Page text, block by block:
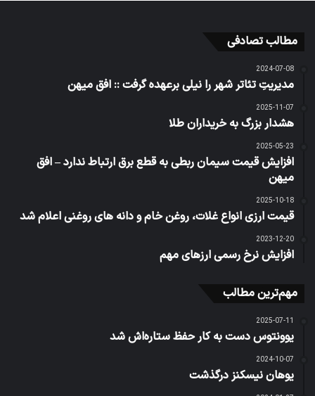
مطالب تصادفی
2024-07-08
مدیریتِ تئاتر شهر را نیلی برعهده گرفت :: افق میهن
2025-11-07
هشدار بزرگ به خریداران طلا
2025-05-23
افزایش قیمت سیمان ربطی به قطع برق ارتباط ندارد – افق
میهن
2025-10-18
قیمت ارزی انواع غلات، روغن خام و دانه های روغنی اعلام شد
2023-12-20
افزایش نرخ رسمی ارزهای مهم
مهم‌ترین مطالب
2025-07-11
یوونتوس دست به کار حفظ ستاره‌اش شد
2024-10-07
یوهان نیسکنز درگذشت